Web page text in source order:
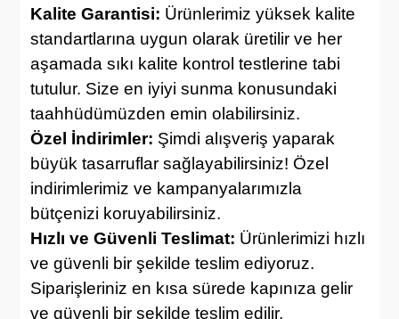
Kalite Garantisi: Ürünlerimiz yüksek kalite
standartlarına uygun olarak üretilir ve her
aşamada sıkı kalite kontrol testlerine tabi
tutulur. Size en iyiyi sunma konusundaki
taahhüdümüzden emin olabilirsiniz.
Özel İndirimler: Şimdi alışveriş yaparak
büyük tasarruflar sağlayabilirsiniz! Özel
indirimlerimiz ve kampanyalarımızla
bütçenizi koruyabilirsiniz.
Hızlı ve Güvenli Teslimat: Ürünlerimizi hızlı
ve güvenli bir şekilde teslim ediyoruz.
Siparişleriniz en kısa sürede kapınıza gelir
ve güvenli bir şekilde teslim edilir.